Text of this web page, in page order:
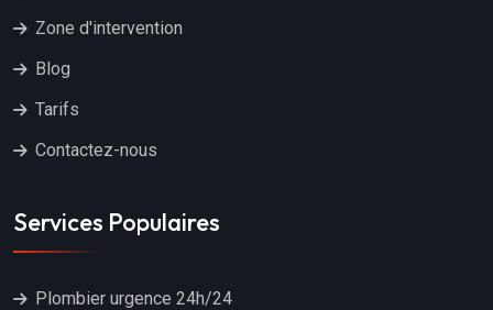
Zone d'intervention
Blog
Tarifs
Contactez-nous
Services Populaires
Plombier urgence 24h/24